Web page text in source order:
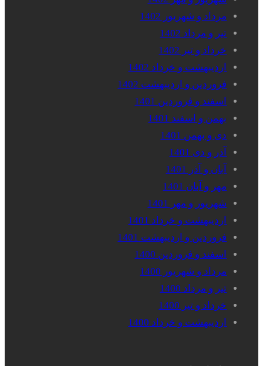
مرداد و شهریور 1402
تیر و مرداد 1402
خرداد و تیر 1402
اردیبهشت و خرداد 1402
فروردین و اردیبهشت 1402
اسفند و فروردین 1401
بهمن و اسفند 1401
دی و بهمن 1401
آذر و دی 1401
آبان و آذر 1401
مهر و آبان 1401
شهریور و مهر 1401
اردیبهشت و خرداد 1401
فروردین و اردیبهشت 1401
اسفند و فروردین 1400
مرداد و شهریور 1400
تیر و مرداد 1400
خرداد و تیر 1400
اردیبهشت و خرداد 1400